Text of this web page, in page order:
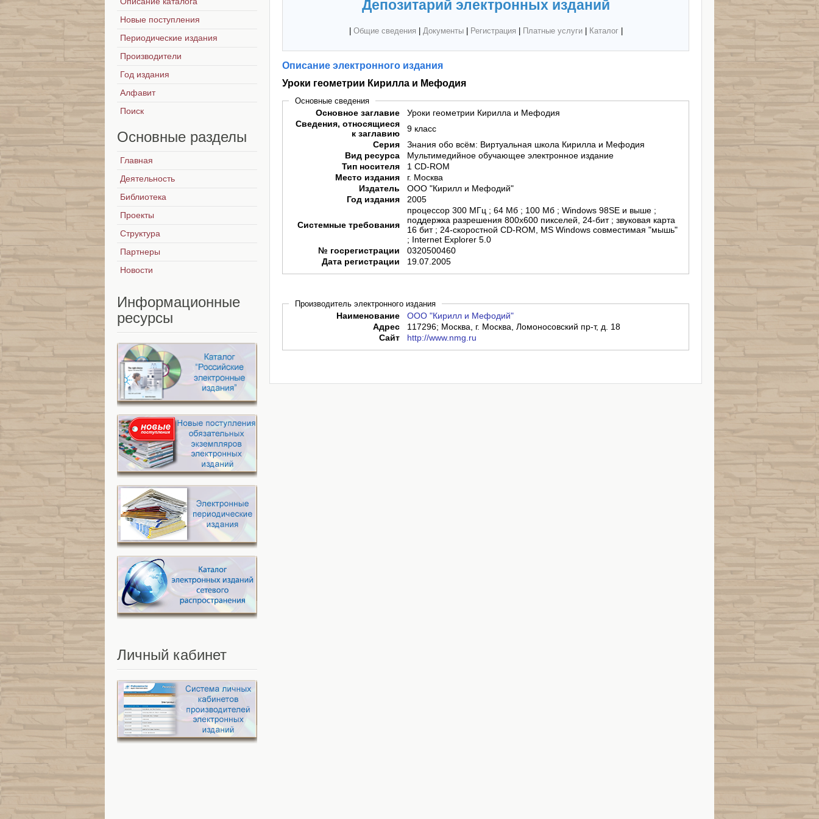
Депозитарий электронных изданий
Общие сведения Документы| Регистрация Платные услуги| Каталог|
Описание электронного издания
Уроки геометрии Кирилла и Мефодия
Основные сведения
Основное заглавие
Уроки геометрии Кирилла и Мефодия
Сведения, относящиеся
к заглавию
9 класс
Серия
Знания обо всём: Виртуальная школа Кирилла и Мефодия
Вид ресурса
Мультимедийное обучающее электронное издание
Тип носителя
1 CD-ROM
Место издания
г. Москва
Издатель
ООО "Кирилл и Мефодий"
Год издания
2005
Системные требования
процессор 300 МГц ; 64 Мб ; 100 Мб ; Windows 98SE и выше ;
поддержка разрешения 800х600 пикселей, 24-бит ; звуковая карта
16 бит ; 24-скоростной CD-ROM, MS Windows совместимая "мышь"
; Internet Explorer 5.0
№ госрегистрации
0320500460
Дата регистрации
19.07.2005
Производитель электронного издания
Наименование
ООО "Кирилл и Мефодий"
Адрес
117296; Москва, г. Москва, Ломоносовский пр-т, д. 18
Сайт
http://www.nmg.ru
Новые поступления
Периодические издания
Производители
Год издания
Алфавит
Поиск
Основные разделы
Главная
Деятельность
Библиотека
Проекты
Структура
Партнеры
Новости
Информационные
ресурсы
Личный кабинет